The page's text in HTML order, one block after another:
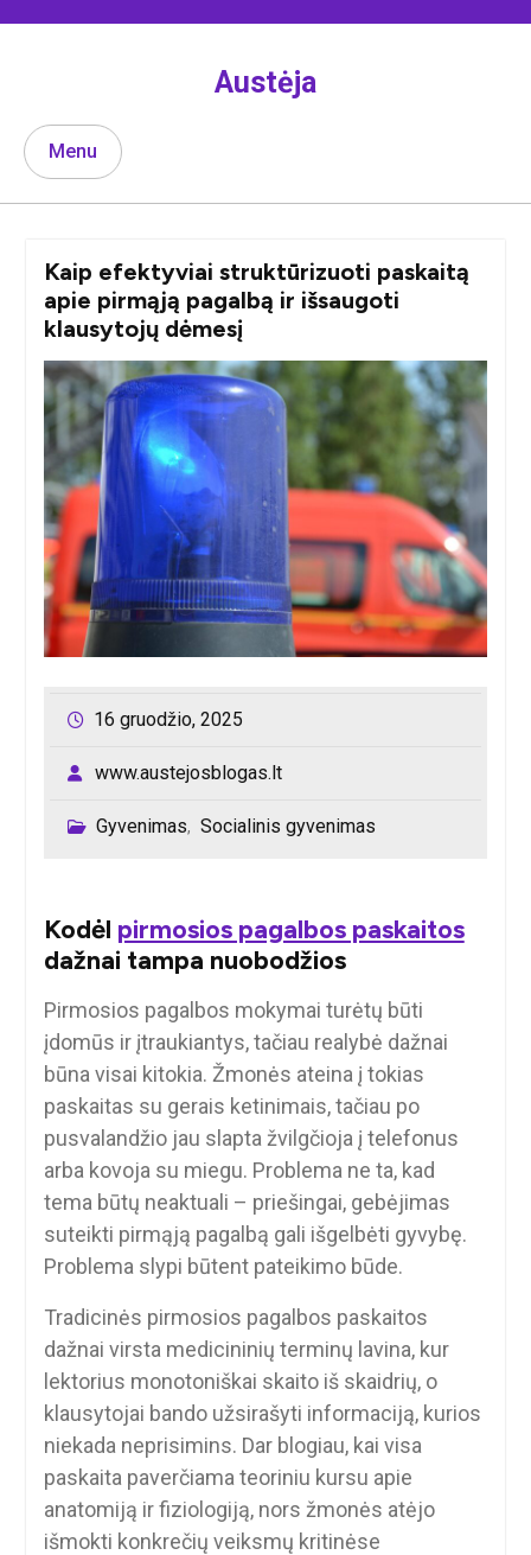
Austėja
Menu
Kaip efektyviai struktūrizuoti paskaitą
apie pirmąją pagalbą ir išsaugoti
klausytojų dėmesį
16 gruodžio, 2025
www.austejosblogas.lt
Gyvenimas, Socialinis gyvenimas
Kodėl pirmosios pagalbos paskaitos
dažnai tampa nuobodžios
Pirmosios pagalbos mokymai turėtų būti
įdomūs ir įtraukiantys, tačiau realybė dažnai
būna visai kitokia. Žmonės ateina į tokias
paskaitas su gerais ketinimais, tačiau po
pusvalandžio jau slapta žvilgčioja į telefonus
arba kovoja su miegu. Problema ne ta, kad
tema būtų neaktuali – priešingai, gebėjimas
suteikti pirmąją pagalbą gali išgelbėti gyvybę.
Problema slypi būtent pateikimo būde.
Tradicinės pirmosios pagalbos paskaitos
dažnai virsta medicininių terminų lavina, kur
lektorius monotoniškai skaito iš skaidrių, o
klausytojai bando užsirašyti informaciją, kurios
niekada neprisimins. Dar blogiau, kai visa
paskaita paverčiama teoriniu kursu apie
anatomiją ir fiziologiją, nors žmonės atėjo
išmokti konkrečių veiksmų kritinėse